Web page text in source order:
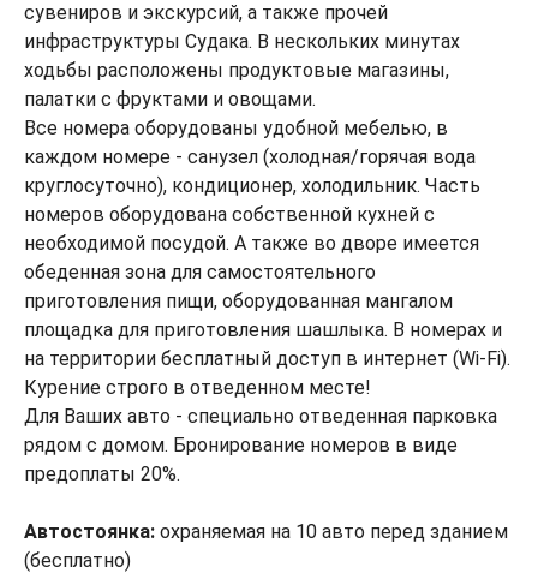
сувениров и экскурсий, а также прочей
инфраструктуры Судака. В нескольких минутах
ходьбы расположены продуктовые магазины,
палатки с фруктами и овощами.
Все номера оборудованы удобной мебелью, в
каждом номере - санузел (холодная/горячая вода
круглосуточно), кондиционер, холодильник. Часть
номеров оборудована собственной кухней с
необходимой посудой. А также во дворе имеется
обеденная зона для самостоятельного
приготовления пищи, оборудованная мангалом
площадка для приготовления шашлыка. В номерах и
на территории бесплатный доступ в интернет (Wi-Fi).
Курение строго в отведенном месте!
Для Ваших авто - специально отведенная парковка
рядом с домом. Бронирование номеров в виде
предоплаты 20%.
Автостоянка: охраняемая на 10 авто перед зданием
(бесплатно)